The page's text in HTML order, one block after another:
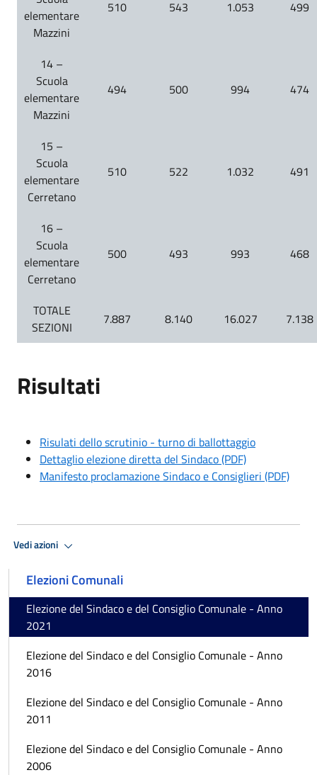
elementare
Mazzini
510 543 1.053 499
14 –
Scuola
elementare
Mazzini
494 500 994 474
15 –
Scuola
elementare
Cerretano
510 522 1.032 491
16 –
Scuola
elementare
Cerretano
500 493 993 468
TOTALE
SEZIONI
7.887 8.140 16.027 7.138
Risultati
Risulati dello scrutinio - turno di ballottaggio
Dettaglio elezione diretta del Sindaco (PDF)
Manifesto proclamazione Sindaco e Consiglieri (PDF)
Vedi azioni
Elezioni Comunali
Elezione del Sindaco e del Consiglio Comunale - Anno
2021
Elezione del Sindaco e del Consiglio Comunale - Anno
2016
Elezione del Sindaco e del Consiglio Comunale - Anno
2011
Elezione del Sindaco e del Consiglio Comunale - Anno
2006